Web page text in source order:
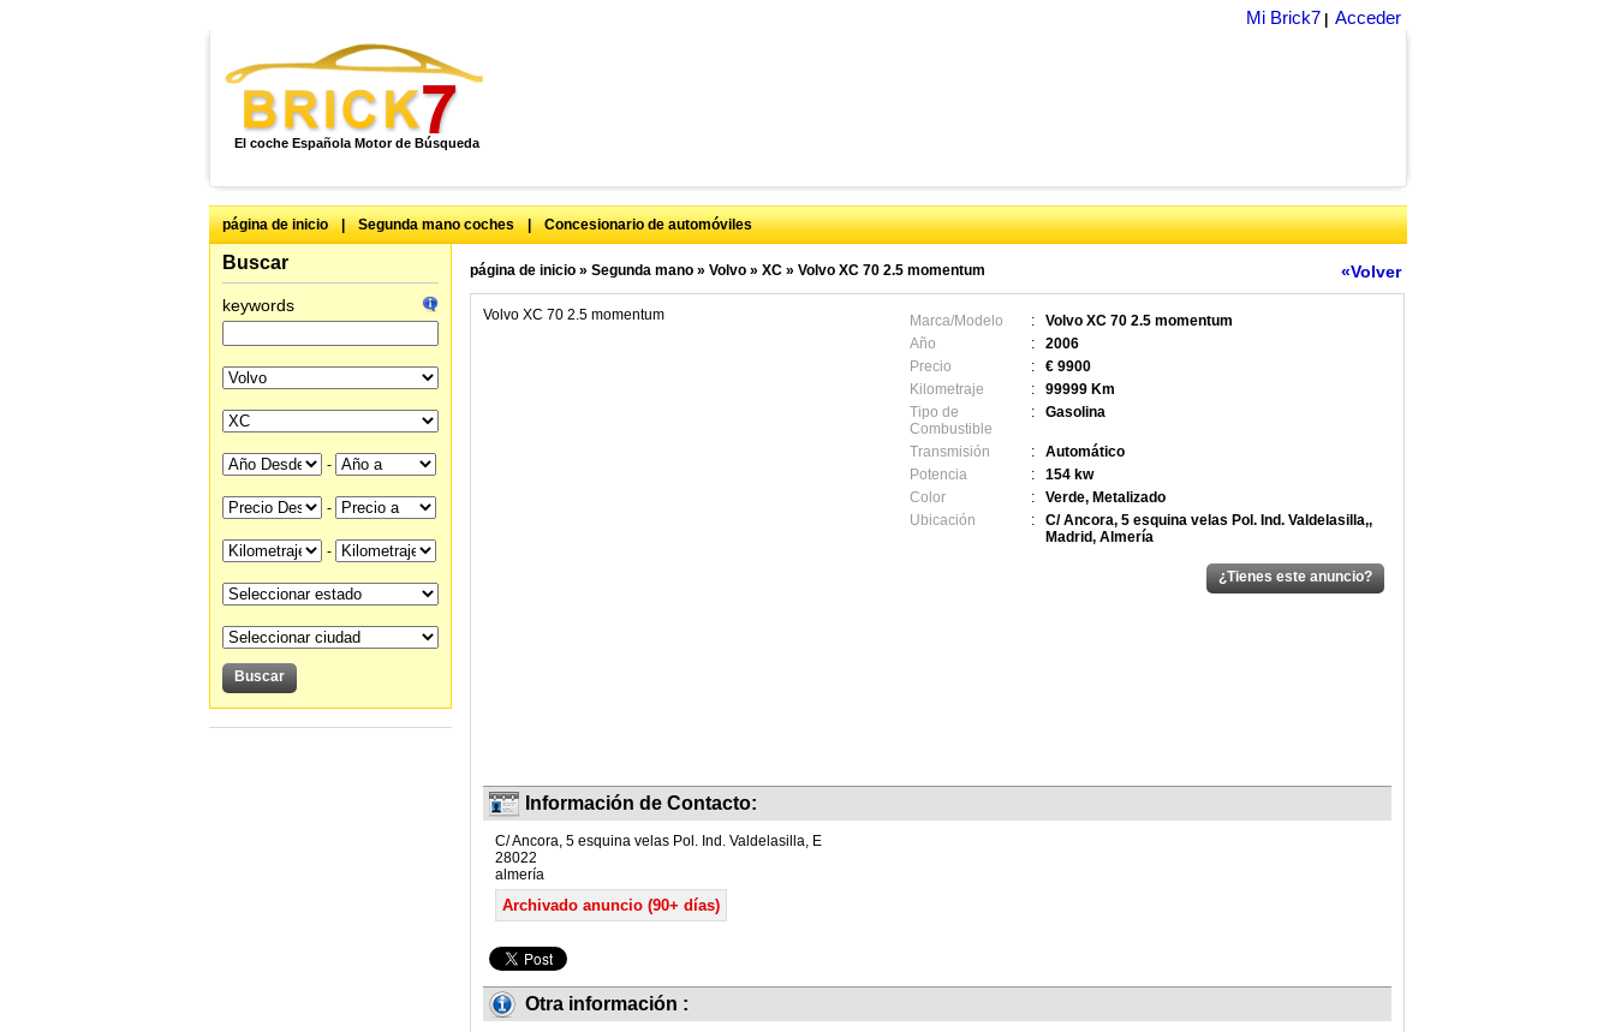
Mi Brick7 Acceder
El coche Española Motor de Búsqueda
página de inicio | Segunda mano coches | Concesionario de automóviles
Buscar
keywords
-
-
-
«Volver
página de inicio» Segunda mano» Volvo» XC» Volvo XC 70 2.5 momentum
Volvo XC 70 2.5 momentum Marca/Modelo :
Volvo XC 70 2.5 momentum
Año
:
2006
Precio
:
€ 9900
Kilometraje
:
99999 Km
Tipo de
Combustible
: Gasolina
Transmisión :
Automático
Potencia
:
154 kw
Color
:
Verde, Metalizado
Ubicación
:
C/ Ancora, 5 esquina velas Pol. Ind. Valdelasilla,,
Madrid, Almería
Información de Contacto:
C/ Ancora, 5 esquina velas Pol. Ind. Valdelasilla, E
28022
almería
Archivado anuncio (90+ días)
Otra información :